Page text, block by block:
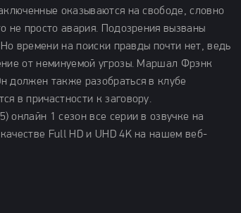
оказываются на свободе, словно
не просто авария. Подозрения вызваны
времени на поиски правды почти нет, ведь
от неминуемой угрозы. Маршал Фрэнк
должен также разобраться в клубе
в причастности к заговору.
онлайн 1 сезон все серии в озвучке на
Full HD и UHD 4K на нашем веб-